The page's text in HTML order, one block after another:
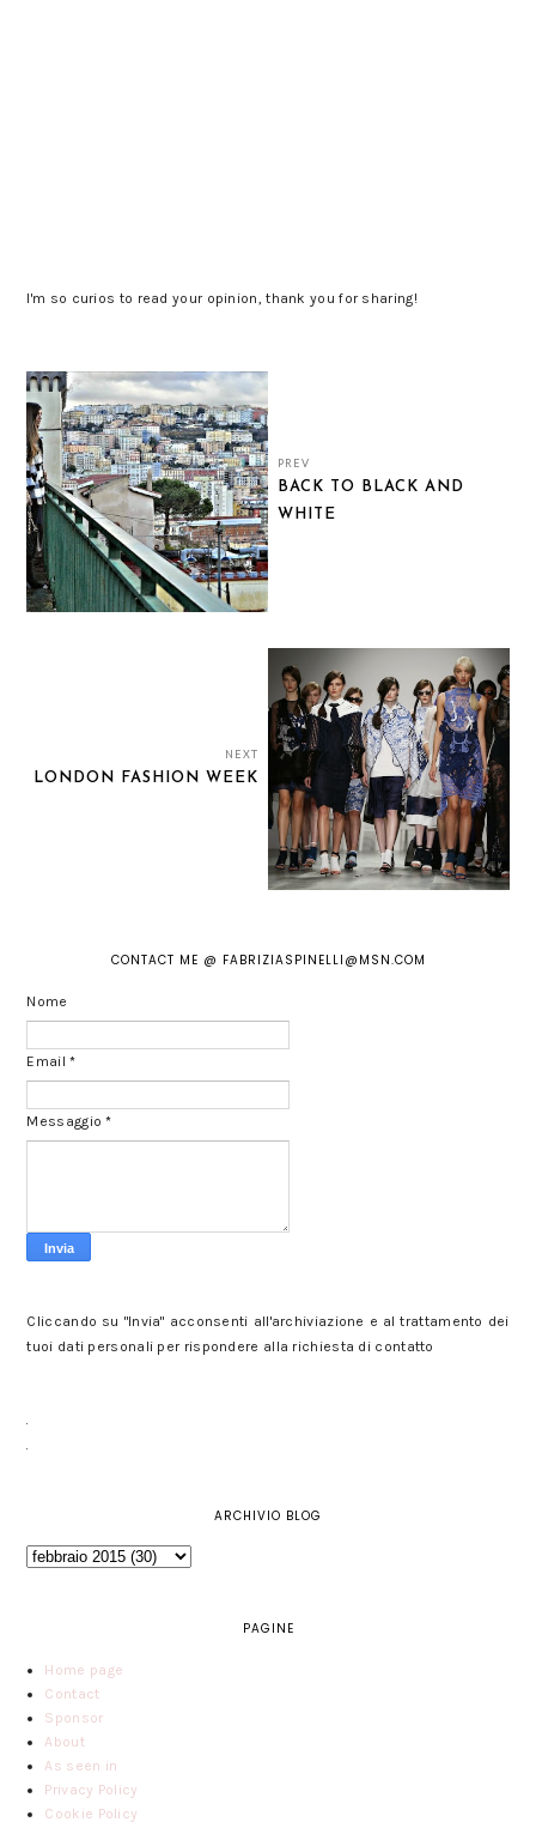
I'm so curios to read your opinion, thank you for sharing!
PREV
BACK TO BLACK AND
WHITE
NEXT
LONDON FASHION WEEK
CONTACT ME @ FABRIZIASPINELLI@MSN.COM
Nome
Email*
Messaggio*
Cliccando su "Invia" acconsenti all'archiviazione e al trattamento dei
tuoi dati personali per rispondere alla richiesta di contatto
ARCHIVIO BLOG
PAGINE
Home page
Contact
Sponsor
About
As seen in
Privacy Policy
Cookie Policy